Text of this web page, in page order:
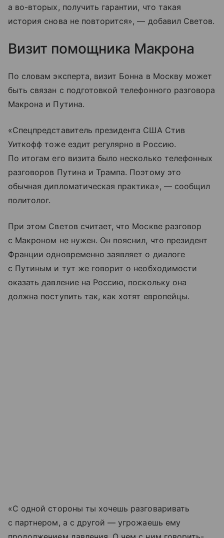
а во-вторых, получить гарантии, что такая
история снова не повторится», — добавил Светов.
Визит помощника Макрона
По словам эксперта, визит Бонна в Москву может
быть связан с подготовкой телефонного разговора
Макрона и Путина.
«Спецпредставитель президента США Стив
Уиткофф тоже ездит регулярно в Россию.
По итогам его визита было несколько телефонных
разговоров Путина и Трампа. Поэтому это
обычная дипломатическая практика», — сообщил
политолог.
При этом Светов считает, что Москве разговор
с Макроном не нужен. Он пояснил, что президент
Франции одновременно заявляет о диалоге
с Путиным и тут же говорит о необходимости
оказать давление на Россию, поскольку она
должна поступить так, как хотят европейцы.
«С одной стороны ты хочешь разговаривать
с партнером, а с другой — угрожаешь ему